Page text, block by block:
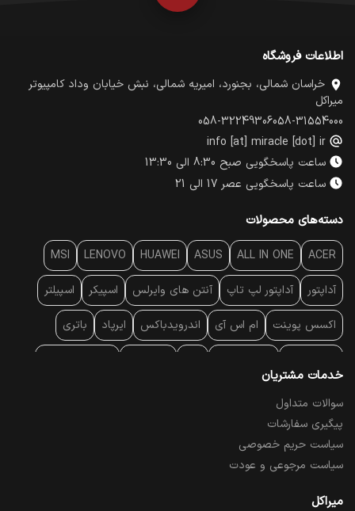
اطلاعات فروشگاه
خراسان شمالی، بجنورد، امیریه شمالی، نبش خیابان وداد کامپیوتر
میراکل
058-31554000
058-32249306
info [at] miracle [dot] ir
ساعت پاسخگویی صبح 8:30 الی 13:30
ساعت پاسخگویی عصر 17 الی 21
دسته‌های محصولات
ACER
ALL IN ONE
ASUS
HUAWEI
LENOVO
MSI
آداپتور آداپتور لپ تاپ آنتن‌ های وایرلس اسپیکر اسپیلتر
اکسس پوینت ام اس آی اندرویدباکس ایرپاد باتری
پایه سقفی
پرده نمایش
تبلت و موبایل تجهیزات پسیو شبکه
تلویزیون
خدمات مشتریان
سوالات متداول
پیگیری سفارشات
سیاست حریم خصوصی
سیاست مرجوعی و عودت
میراکل